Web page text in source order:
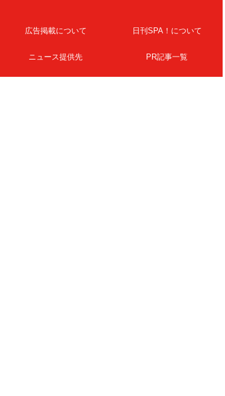
広告掲載について 日刊SPA！について
ニュース提供先 PR記事一覧